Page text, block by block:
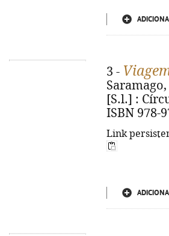
3 -
[S.l.] :
ISBN 978-
Link